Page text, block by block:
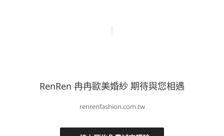
RenRen 冉冉歐美婚紗 期待與您相遇
renrenfashion.com.tw